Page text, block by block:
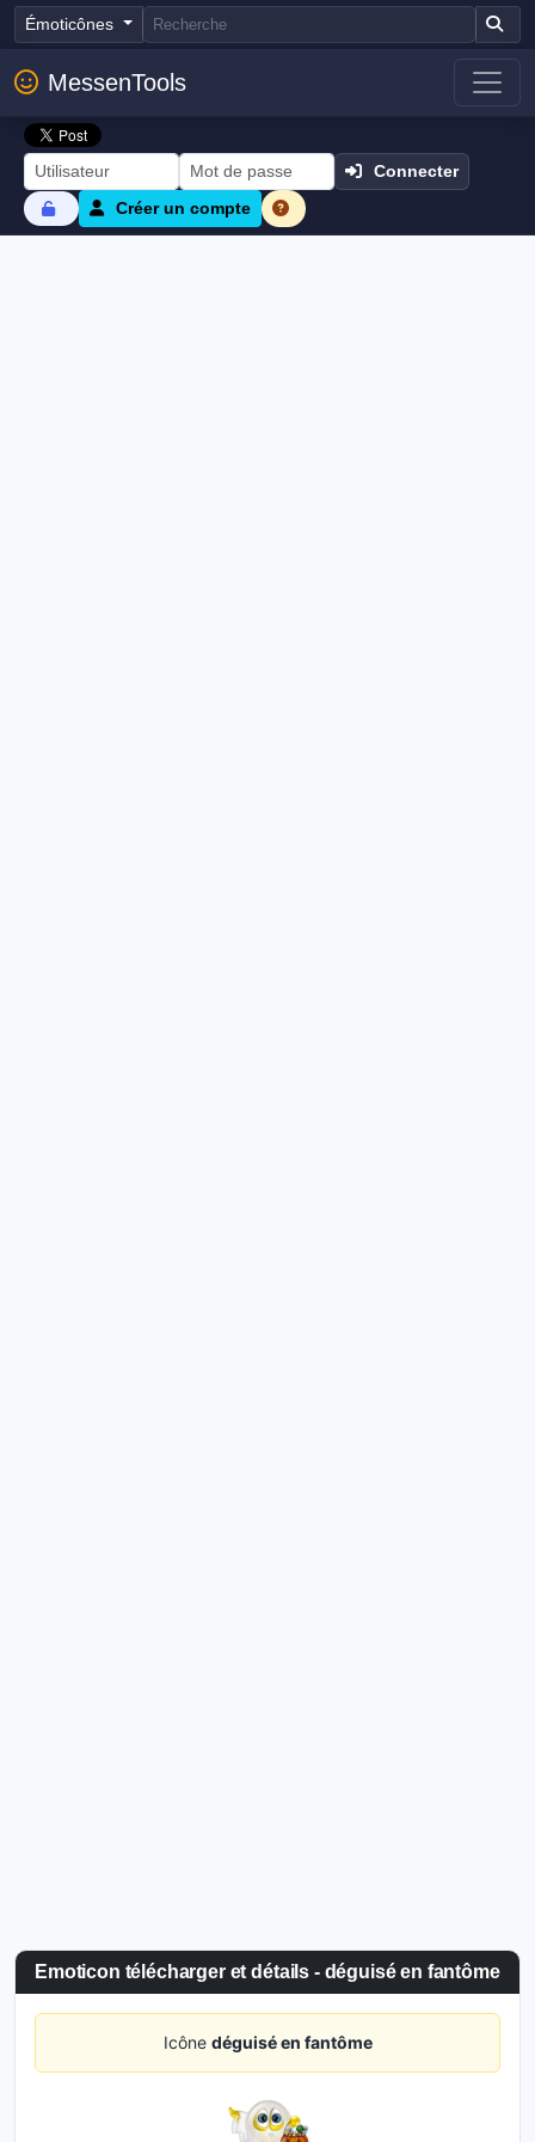
Émoticônes
MessenTools
Connecter
Créer un compte
Emoticon télécharger et détails - déguisé en fantôme
Icône déguisé en fantôme